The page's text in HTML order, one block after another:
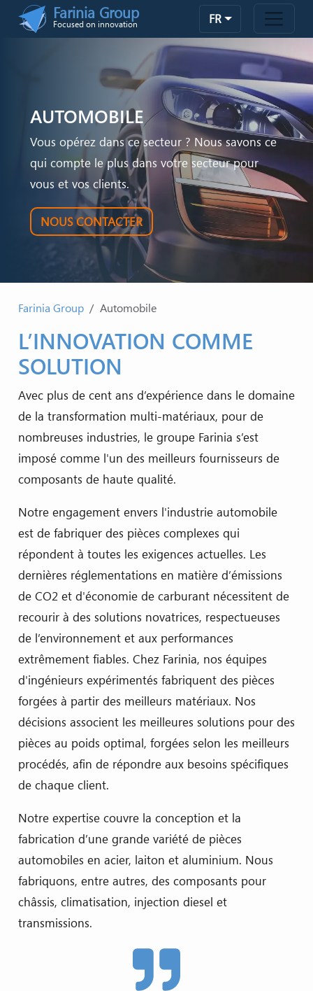
Skip to main content
Farinia Group
Focused on innovation FR
AUTOMOBILE
Vous opérez dans ce secteur ? Nous savons ce
qui compte le plus dans votre secteur pour
vous et vos clients.
NOUS CONTACTER
Farinia Group Automobile
L’INNOVATION COMME
SOLUTION
Avec plus de cent ans d’expérience dans le domaine
de la transformation multi-matériaux, pour de
nombreuses industries, le groupe Farinia s’est
imposé comme l'un des meilleurs fournisseurs de
composants de haute qualité.
Notre engagement envers l'industrie automobile
est de fabriquer des pièces complexes qui
répondent à toutes les exigences actuelles. Les
dernières réglementations en matière d’émissions
de CO2 et d'économie de carburant nécessitent de
recourir à des solutions novatrices, respectueuses
de l’environnement et aux performances
extrêmement fiables. Chez Farinia, nos équipes
d'ingénieurs expérimentés fabriquent des pièces
forgées à partir des meilleurs matériaux. Nos
décisions associent les meilleures solutions pour des
pièces au poids optimal, forgées selon les meilleurs
procédés, afin de répondre aux besoins spécifiques
de chaque client.
Notre expertise couvre la conception et la
fabrication d’une grande variété de pièces
automobiles en acier, laiton et aluminium. Nous
fabriquons, entre autres, des composants pour
châssis, climatisation, injection diesel et
transmissions.